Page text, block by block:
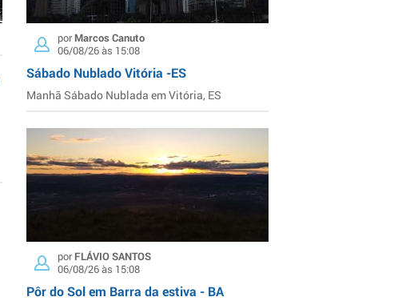
porMarcos Canuto
06/08/26 às 15:08
Sábado Nublado Vitória -ES
Manhã Sábado Nublada em Vitória, ES
porFLÁVIO SANTOS
06/08/26 às 15:08
Pôr do Sol em Barra da estiva - BA